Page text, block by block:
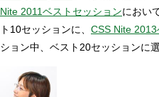
Nite 2011ベストセッションにおい
ト10セッションに、 CSS Nite
ション中、ベスト20セッションに選